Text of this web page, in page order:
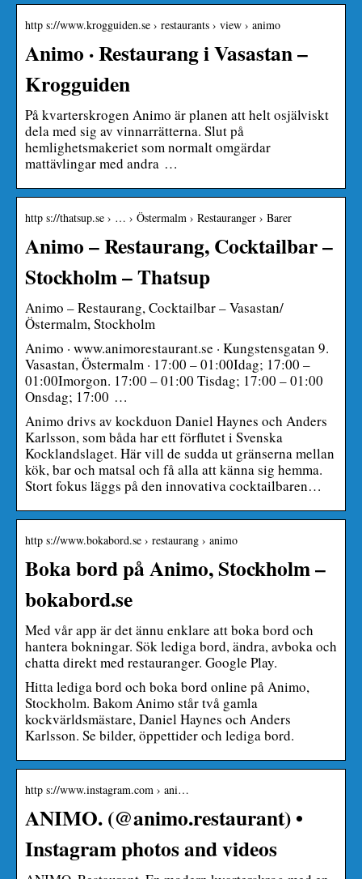
http s://www.krogguiden.se › restaurants › view › animo
Animo · Restaurang i Vasastan –
Krogguiden
På kvarterskrogen Animo är planen att helt osjälviskt
dela med sig av vinnarrätterna. Slut på
hemlighetsmakeriet som normalt omgärdar
mattävlingar med andra …
http s://thatsup.se › … › Östermalm › Restauranger › Barer
Animo – Restaurang, Cocktailbar –
Stockholm – Thatsup
Animo – Restaurang, Cocktailbar – Vasastan/
Östermalm, Stockholm
Animo · www.animorestaurant.se · Kungstensgatan 9.
Vasastan, Östermalm · 17:00 – 01:00Idag; 17:00 –
01:00Imorgon. 17:00 – 01:00 Tisdag; 17:00 – 01:00
Onsdag; 17:00 …
Animo drivs av kockduon Daniel Haynes och Anders
Karlsson, som båda har ett förflutet i Svenska
Kocklandslaget. Här vill de sudda ut gränserna mellan
kök, bar och matsal och få alla att känna sig hemma.
Stort fokus läggs på den innovativa cocktailbaren…
http s://www.bokabord.se › restaurang › animo
Boka bord på Animo, Stockholm –
bokabord.se
Med vår app är det ännu enklare att boka bord och
hantera bokningar. Sök lediga bord, ändra, avboka och
chatta direkt med restauranger. Google Play.
Hitta lediga bord och boka bord online på Animo,
Stockholm. Bakom Animo står två gamla
kockvärldsmästare, Daniel Haynes och Anders
Karlsson. Se bilder, öppettider och lediga bord.
http s://www.instagram.com › ani…
ANIMO. (@animo.restaurant) •
Instagram photos and videos